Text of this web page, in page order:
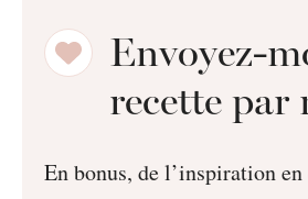
Envoyez-
recette par
En bonus, de l’inspiration